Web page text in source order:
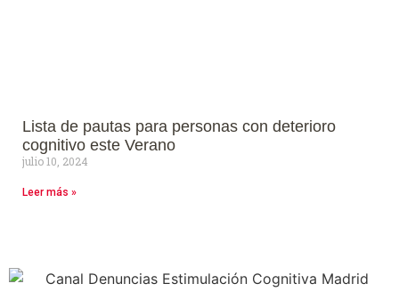
Lista de pautas para personas con deterioro
cognitivo este Verano
julio 10, 2024
Leer más »